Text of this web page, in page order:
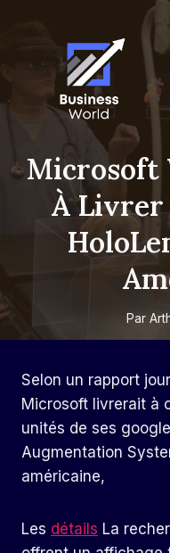
content
Microsoft
À Livrer
Par
Selon un rapport
Microsoft livrerait à
unités de ses
Augmentation
américaine,
Les détails La